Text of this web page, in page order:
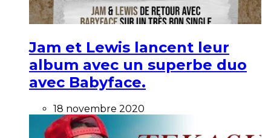
Jam et Lewis lancent leur
album avec un superbe duo
avec Babyface.
18 novembre 2020